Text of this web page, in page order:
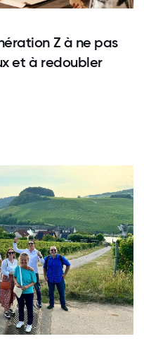
Z à ne pas
et à redoubler